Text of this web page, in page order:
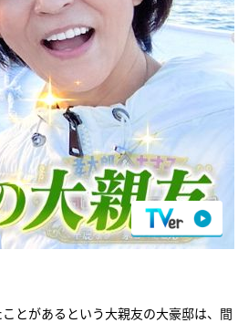
とがあるという大親友の大豪邸は、間